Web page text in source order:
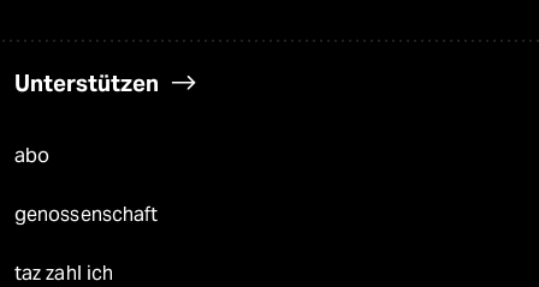
Unterstützen
abo
genossenschaft
taz zahl ich